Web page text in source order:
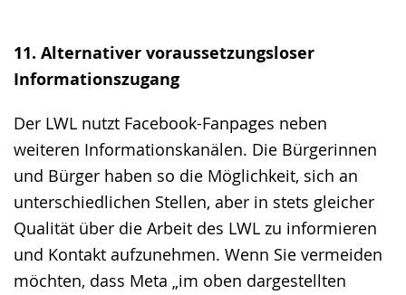
11. Alternativer voraussetzungsloser
Informationszugang
Der LWL nutzt Facebook-Fanpages neben
weiteren Informationskanälen. Die Bürgerinnen
und Bürger haben so die Möglichkeit, sich an
unterschiedlichen Stellen, aber in stets gleicher
Qualität über die Arbeit des LWL zu informieren
und Kontakt aufzunehmen. Wenn Sie vermeiden
möchten, dass Meta „im oben dargestellten